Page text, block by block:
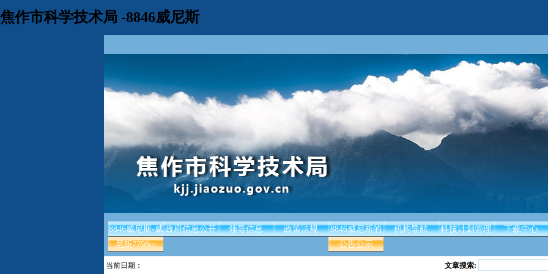
焦作市科学技术局 -8846威尼斯
8846威尼斯-威
尼斯7798cc
政府信息公开 领导信息 政策法规
8846威尼斯的
公告公示
机构导航 科技计划管理 下载中心
当前日期： 文章搜索: